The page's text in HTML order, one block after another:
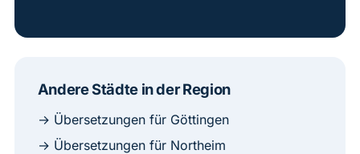
Andere Städte in der Region
→ Übersetzungen für Göttingen
→ Übersetzungen für Northeim